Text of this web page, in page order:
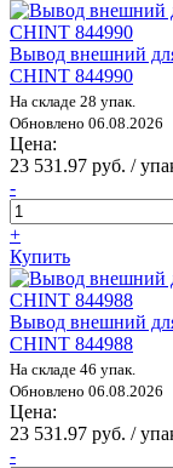
Вывод внешний
CHINT 844990
На складе 28 упак.
Обновлено 06.08.2026
Цена:
23 531.97 руб. /
-
+
Купить
Вывод внешний
CHINT 844988
На складе 46 упак.
Обновлено 06.08.2026
Цена:
23 531.97 руб. /
-